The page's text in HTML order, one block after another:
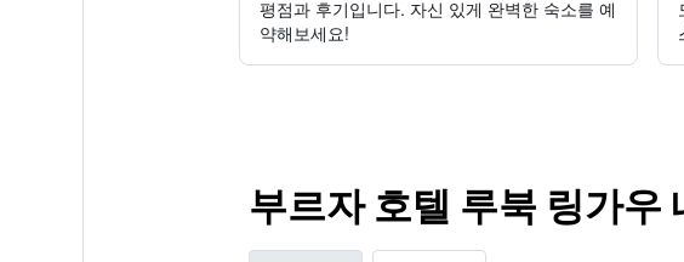
평점과 후기입니다. 자신 있게 완벽한 숙소를 예
약해보세요!
부르자 호텔 루북 링가우